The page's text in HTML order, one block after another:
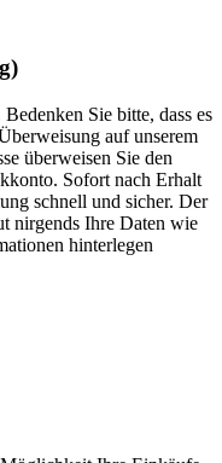
Sie bitte, dass es
auf unserem
überweisen Sie den
Sofort nach Erhalt
schnell und sicher. Der
nirgends Ihre Daten wie
hinterlegen